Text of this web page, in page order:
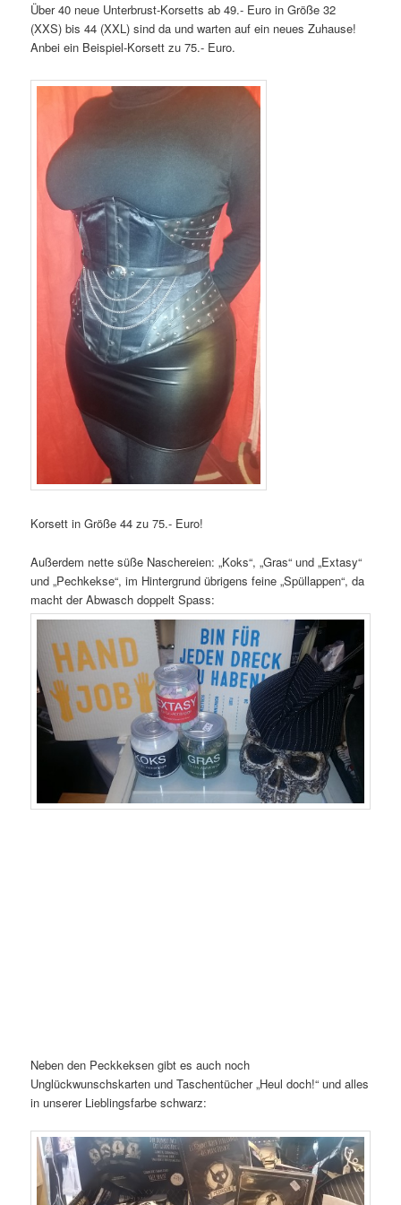
Über 40 neue Unterbrust-Korsetts ab 49.- Euro in Größe 32
(XXS) bis 44 (XXL) sind da und warten auf ein neues Zuhause!
Anbei ein Beispiel-Korsett zu 75.- Euro.
Korsett in Größe 44 zu 75.- Euro!
Außerdem nette süße Naschereien: „Koks“, „Gras“ und „Extasy“
und „Pechkekse“, im Hintergrund übrigens feine „Spüllappen“, da
macht der Abwasch doppelt Spass:
Neben den Peckkeksen gibt es auch noch
Unglückwunschskarten und Taschentücher „Heul doch!“ und alles
in unserer Lieblingsfarbe schwarz: